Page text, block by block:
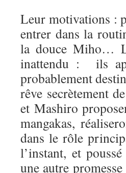
Leur motivations :
entrer dans la
la douce Miho…
inattendu : ils
probablement
rêve secrètement
et Mashiro
mangakas,
dans le rôle
l’instant, et
une autre